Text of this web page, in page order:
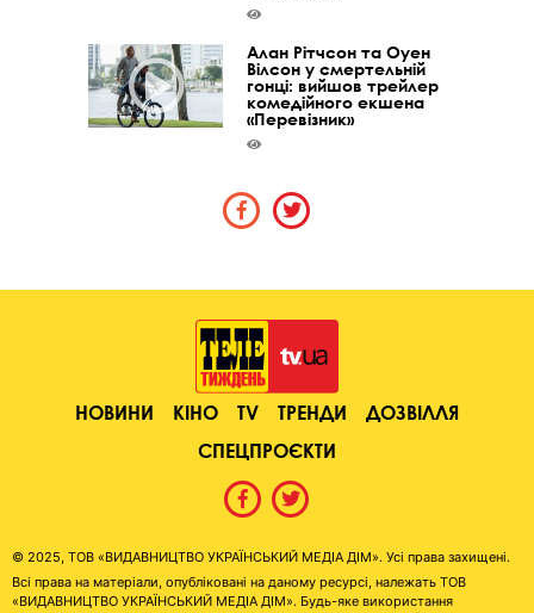
Алан Рітчсон та Оуен
Вілсон у смертельній
гонці: вийшов трейлер
комедійного екшена
«Перевізник»
НОВИНИ КІНО TV ТРЕНДИ
ДОЗВІЛЛЯ
СПЕЦПРОЄКТИ
© 2025, ТОВ «ВИДАВНИЦТВО УКРАЇНСЬКИЙ МЕДІА ДІМ». Усі права захищені.
Всі права на матеріали, опубліковані на даному ресурсі, належать ТОВ
«ВИДАВНИЦТВО УКРАЇНСЬКИЙ МЕДІА ДІМ». Будь-яке використання